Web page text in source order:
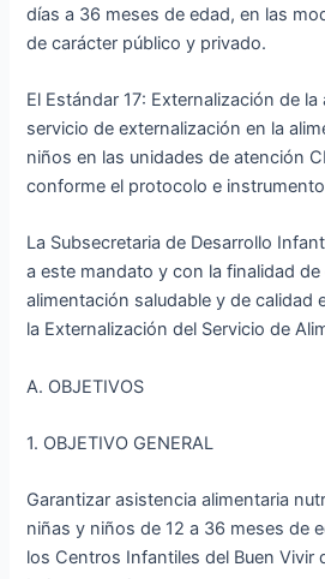
días a 36 meses de edad, en las
de carácter público y privado.
El Estándar 17: Externalización de
servicio de externalización en la
niños en las unidades de atención
conforme el protocolo e
La Subsecretaria de Desarrollo
a este mandato y con la finalidad
alimentación saludable y de calidad
la Externalización del Servicio de
A. OBJETIVOS
1. OBJETIVO GENERAL
Garantizar asistencia alimentaria
niñas y niños de 12 a 36 meses de
los Centros Infantiles del Buen Vivir